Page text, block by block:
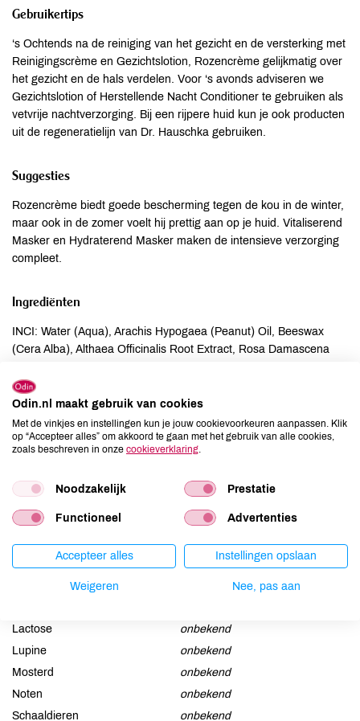
Gebruikertips
‘s Ochtends na de reiniging van het gezicht en de versterking met
Reinigingscrème en Gezichtslotion, Rozencrème gelijkmatig over
het gezicht en de hals verdelen. Voor ‘s avonds adviseren we
Gezichtslotion of Herstellende Nacht Conditioner te gebruiken als
vetvrije nachtverzorging. Bij een rijpere huid kun je ook producten
uit de regeneratielijn van Dr. Hauschka gebruiken.
Suggesties
Rozencrème biedt goede bescherming tegen de kou in de winter,
maar ook in de zomer voelt hij prettig aan op je huid. Vitaliserend
Masker en Hydraterend Masker maken de intensieve verzorging
compleet.
Ingrediënten
INCI: Water (Aqua), Arachis Hypogaea (Peanut) Oil, Beeswax
(Cera Alba), Althaea Officinalis Root Extract, Rosa Damascena
Butyrospermum Parkii (Shea) Butter, Sorbitan Olivate, Persea
Gratissima (Avocado) Oil, Polyglyceryl-3 Polyricinoleate,
Fragrance (Parfum)*, Citronellol***, Geraniol***, Linalool***,
Limonene***, Citral***, Farnesol***, Benzyl Alcohol***, Eugenol***,
Rosa Damascena Flower Extract, Rosa Canina Fruit Extract,
Damascena Flower Wax.
Aardnoten
onbekend
Lactose
onbekend
Lupine
onbekend
Mosterd
onbekend
Noten
onbekend
Schaaldieren
onbekend
Odin.nl maakt gebruik van cookies
Met de vinkjes en instellingen kun je jouw cookievoorkeuren aanpassen. Klik
op “Accepteer alles” om akkoord te gaan met het gebruik van alle cookies,
zoals beschreven in onze cookieverklaring.
Noodzakelijk Prestatie
Functioneel Advertenties
Accepteer alles Instellingen opslaan
Weigeren Nee, pas aan